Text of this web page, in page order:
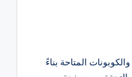
المتاحة بناءً